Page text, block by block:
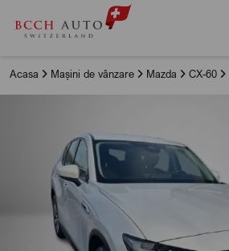
Acasa Mașini de vânzare Mazda CX-60